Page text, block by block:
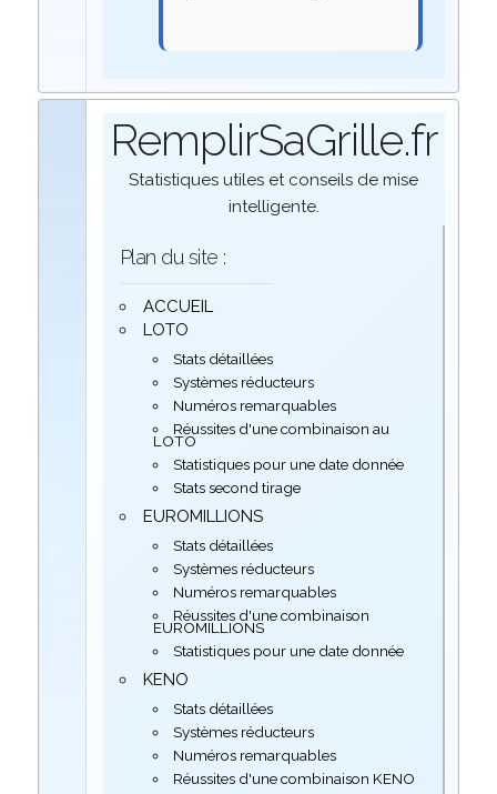
RemplirSaGrille.fr
Statistiques utiles et conseils de mise
intelligente.
Plan du site :
ACCUEIL
LOTO
Stats détaillées
Systèmes réducteurs
Numéros remarquables
Réussites d'une combinaison au
LOTO
Statistiques pour une date donnée
Stats second tirage
EUROMILLIONS
Stats détaillées
Systèmes réducteurs
Numéros remarquables
Réussites d'une combinaison
EUROMILLIONS
Statistiques pour une date donnée
KENO
Stats détaillées
Systèmes réducteurs
Numéros remarquables
Réussites d'une combinaison KENO